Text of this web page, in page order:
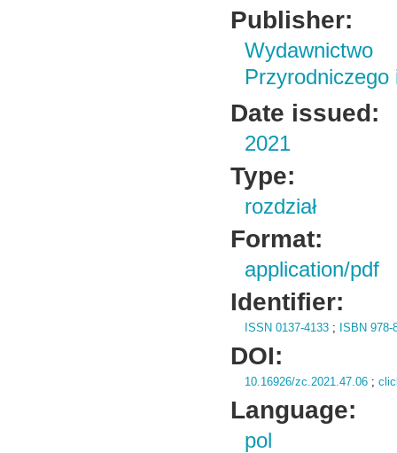
Publisher:
Przyrodniczego
Date issued:
2021
Type:
rozdział
Format:
application/pdf
Identifier:
ISSN 0137-4133 ; ISBN 978-
DOI:
10.16926/zc.2021.47.06 ;
Language:
pol